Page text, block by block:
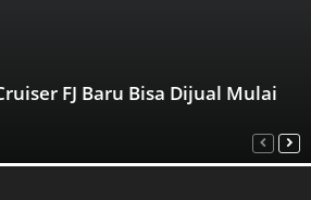
FJ Baru Bisa Dijual Mulai